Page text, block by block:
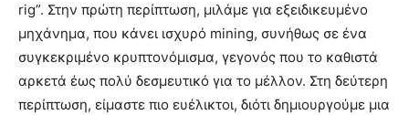
rig”. Στην πρώτη περίπτωση, μιλάμε για εξειδικευμένο
μηχάνημα, που κάνει ισχυρό mining, συνήθως σε ένα
συγκεκριμένο κρυπτονόμισμα, γεγονός που το καθιστά
αρκετά έως πολύ δεσμευτικό για το μέλλον. Στη δεύτερη
περίπτωση, είμαστε πιο ευέλικτοι, διότι δημιουργούμε μια